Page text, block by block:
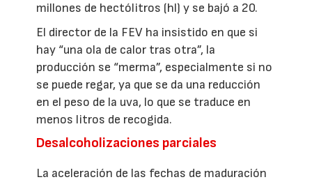
millones de hectólitros (hl) y se bajó a 20.
El director de la FEV ha insistido en que si
hay “una ola de calor tras otra”, la
producción se “merma”, especialmente si no
se puede regar, ya que se da una reducción
en el peso de la uva, lo que se traduce en
menos litros de recogida.
Desalcoholizaciones parciales
La aceleración de las fechas de maduración